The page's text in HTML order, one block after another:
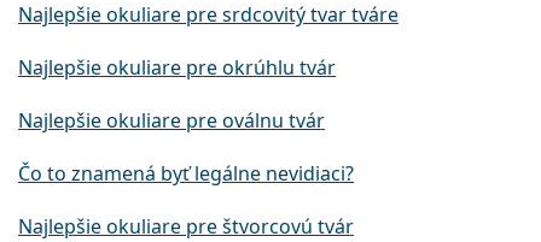
Najlepšie okuliare pre srdcovitý tvar tváre
Najlepšie okuliare pre okrúhlu tvár
Najlepšie okuliare pre oválnu tvár
Čo to znamená byť legálne nevidiaci?
Najlepšie okuliare pre štvorcovú tvár